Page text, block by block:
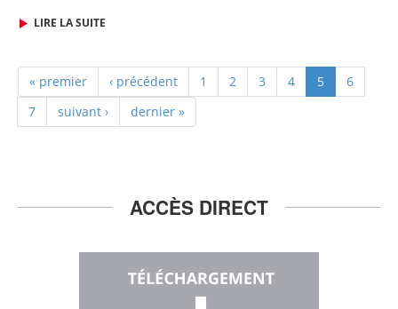
LIRE LA SUITE
« premier ‹ précédent 1 2 3 4 5
6
7
suivant › dernier »
ACCÈS DIRECT